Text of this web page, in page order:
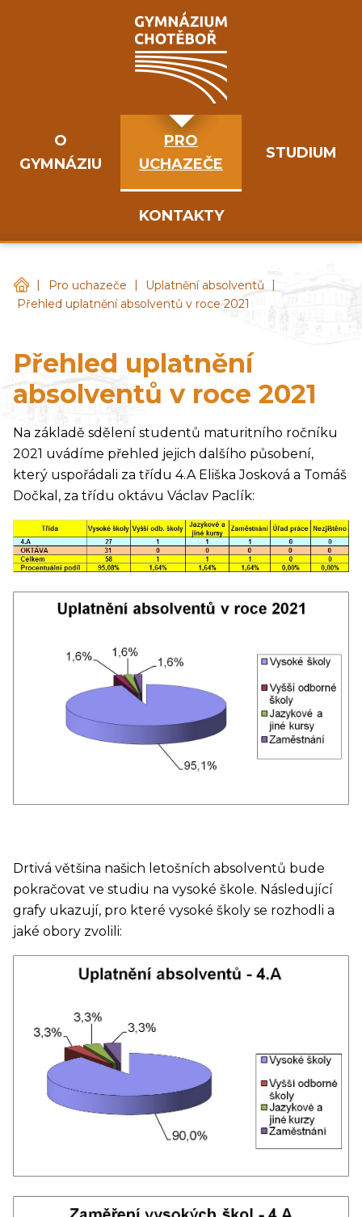
O
GYMNÁZIU
PRO
UCHAZEČE
STUDIUM
KONTAKTY
Gymnázium Chotěboř
| Pro uchazeče | Uplatnění absolventů
|
Přehled uplatnění absolventů v roce 2021
Přehled uplatnění
absolventů v roce 2021
Na základě sdělení studentů maturitního ročníku
2021 uvádíme přehled jejich dalšího působení,
který uspořádali za třídu 4.A Eliška Josková a Tomáš
Dočkal, za třídu oktávu Václav Paclík:
Drtivá většina našich letošních absolventů bude
pokračovat ve studiu na vysoké škole. Následující
grafy ukazují, pro které vysoké školy se rozhodli a
jaké obory zvolili: